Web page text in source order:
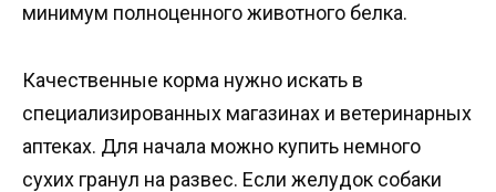
минимум полноценного животного белка.
Качественные корма нужно искать в
специализированных магазинах и ветеринарных
аптеках. Для начала можно купить немного
сухих гранул на развес. Если желудок собаки